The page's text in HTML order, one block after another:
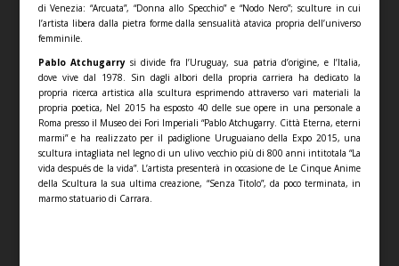
di Venezia: “Arcuata”, “Donna allo Specchio” e “Nodo Nero”; sculture in cui
l’artista libera dalla pietra forme dalla sensualità atavica propria dell’universo
femminile.
Pablo Atchugarrysi divide fra l’Uruguay, sua patria d’origine, e l’Italia,
dove vive dal 1978. Sin dagli albori della propria carriera ha dedicato la
propria ricerca artistica alla scultura esprimendo attraverso vari materiali la
propria poetica, Nel 2015 ha esposto 40 delle sue opere in una personale a
Roma presso il Museo dei Fori Imperiali “Pablo Atchugarry. Città Eterna, eterni
marmi” e ha realizzato per il padiglione Uruguaiano della Expo 2015, una
scultura intagliata nel legno di un ulivo vecchio più di 800 anni intitotala “La
vida después de la vida”. L’artista presenterà in occasione de Le Cinque Anime
della Scultura la sua ultima creazione, “Senza Titolo”, da poco terminata, in
marmo statuario di Carrara.